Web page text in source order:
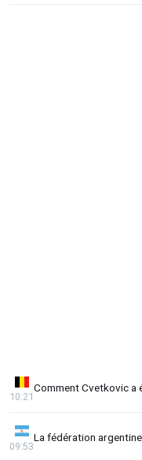
Comment Cvetkovic a
10:21
La fédération
09:53